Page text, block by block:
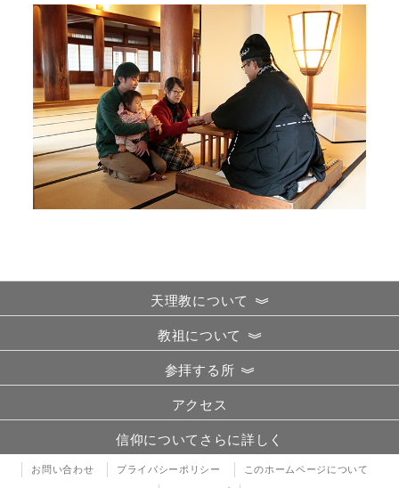
天理教について
教祖について
参拝する所
アクセス
信仰についてさらに詳しく
お問い合わせ プライバシーポリシー このホームページについて